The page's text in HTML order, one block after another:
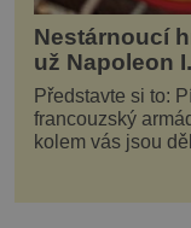
Nestárnoucí
už Napoleon
Představte si to:
francouzský
kolem vás jsou
děláte vy?